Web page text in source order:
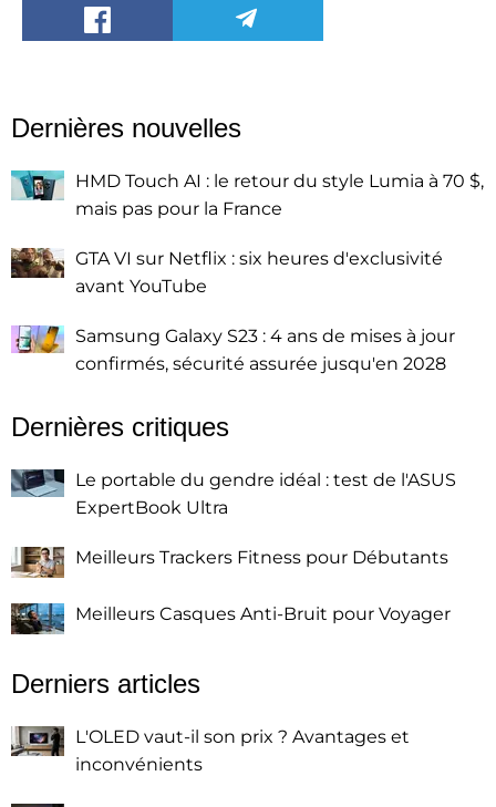
Dernières nouvelles
HMD Touch AI : le retour du style Lumia à 70 $,
mais pas pour la France
GTA VI sur Netflix : six heures d'exclusivité
avant YouTube
Samsung Galaxy S23 : 4 ans de mises à jour
confirmés, sécurité assurée jusqu'en 2028
Dernières critiques
Le portable du gendre idéal : test de l'ASUS
ExpertBook Ultra
Meilleurs Trackers Fitness pour Débutants
Meilleurs Casques Anti-Bruit pour Voyager
Derniers articles
L'OLED vaut-il son prix ? Avantages et
inconvénients